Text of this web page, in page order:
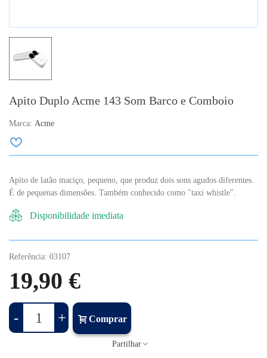
Apito Duplo Acme 143 Som Barco e Comboio
Marca: Acme
Apito de latão maciço, pequeno, que produz dois sons agudos diferentes.
É de pequenas dimensões. Também conhecido como "taxi whistle".
Disponibilidade imediata
Referência: 03107
19,90 €
- + Comprar
Partilhar